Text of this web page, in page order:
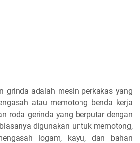
grinda adalah mesin perkakas yang
atau memotong benda kerja
roda gerinda yang berputar dengan
digunakan untuk memotong,
logam, kayu, dan bahan